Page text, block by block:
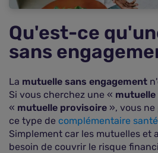
Qu'est-ce
sans
La mutuelle sans engagement
Si vous cherchez une «
« mutuelle provisoire », vous
ce type de complémentaire santé
Simplement car les mutuelles et
besoin de couvrir le risque